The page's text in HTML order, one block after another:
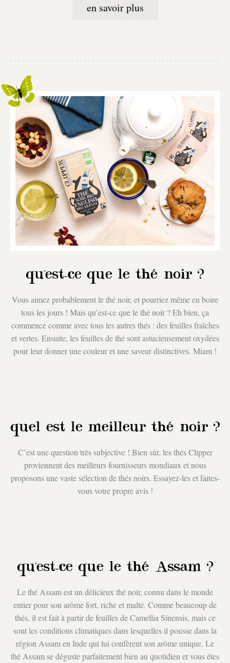
en savoir plus
qu'est-ce que le thé noir ?
Vous aimez probablement le thé noir, et pourriez même en boire
tous les jours ! Mais qu’est-ce que le thé noir ? Eh bien, ça
commence comme avec tous les autres thés : des feuilles fraîches
et vertes. Ensuite, les feuilles de thé sont astucieusement oxydées
pour leur donner une couleur et une saveur distinctives. Miam !
quel est le meilleur thé noir ?
C’est une question très subjective ! Bien sûr, les thés Clipper
proviennent des meilleurs fournisseurs mondiaux et nous
proposons une vaste sélection de thés noirs. Essayez-les et faites-
vous votre propre avis !
qu'est-ce que le thé Assam?
Le thé Assam est un délicieux thé noir, connu dans le monde
entier pour son arôme fort, riche et malté. Comme beaucoup de
thés, il est fait à partir de feuilles de Camellia Sinensis, mais ce
sont les conditions climatiques dans lesquelles il pousse dans la
région Assam en Inde qui lui confèrent son arôme unique. Le
thé Assam se déguste parfaitement bien au quotidien et vous êtes